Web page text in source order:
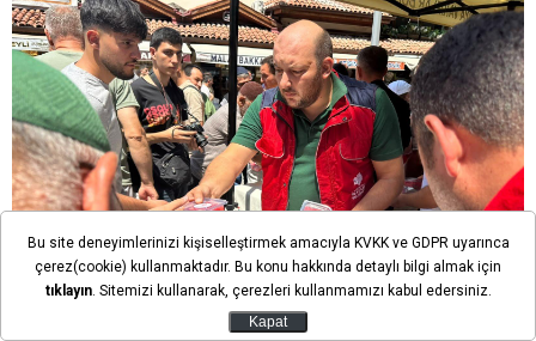
Bu site deneyimlerinizi kişiselleştirmek amacıyla KVKK ve GDPR uyarınca
çerez(cookie) kullanmaktadır. Bu konu hakkında detaylı bilgi almak için
tıklayın. Sitemizi kullanarak, çerezleri kullanmamızı kabul edersiniz.
Kapat